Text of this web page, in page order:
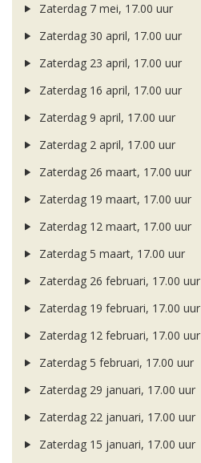
Zaterdag 7 mei, 17.00 uur
Zaterdag 30 april, 17.00 uur
Zaterdag 23 april, 17.00 uur
Zaterdag 16 april, 17.00 uur
Zaterdag 9 april, 17.00 uur
Zaterdag 2 april, 17.00 uur
Zaterdag 26 maart, 17.00 uur
Zaterdag 19 maart, 17.00 uur
Zaterdag 12 maart, 17.00 uur
Zaterdag 5 maart, 17.00 uur
Zaterdag 26 februari, 17.00 uur
Zaterdag 19 februari, 17.00 uur
Zaterdag 12 februari, 17.00 uur
Zaterdag 5 februari, 17.00 uur
Zaterdag 29 januari, 17.00 uur
Zaterdag 22 januari, 17.00 uur
Zaterdag 15 januari, 17.00 uur